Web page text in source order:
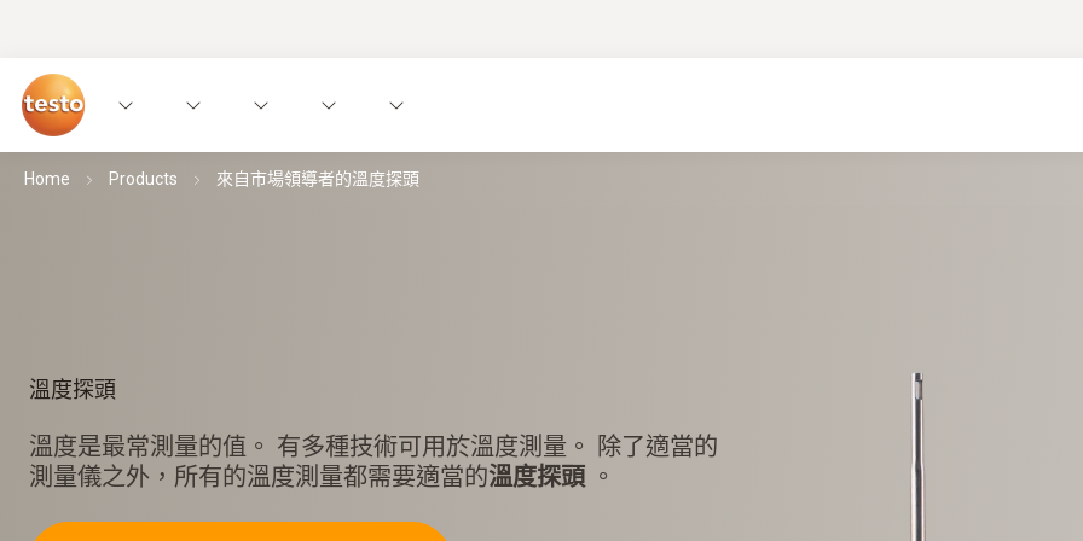
Home Products 來自市場領導者的溫度探頭
溫度探頭
溫度是最常測量的值。 有多種技術可用於溫度測量。 除了適當的
測量儀之外，所有的溫度測量都需要適當的溫度探頭 。